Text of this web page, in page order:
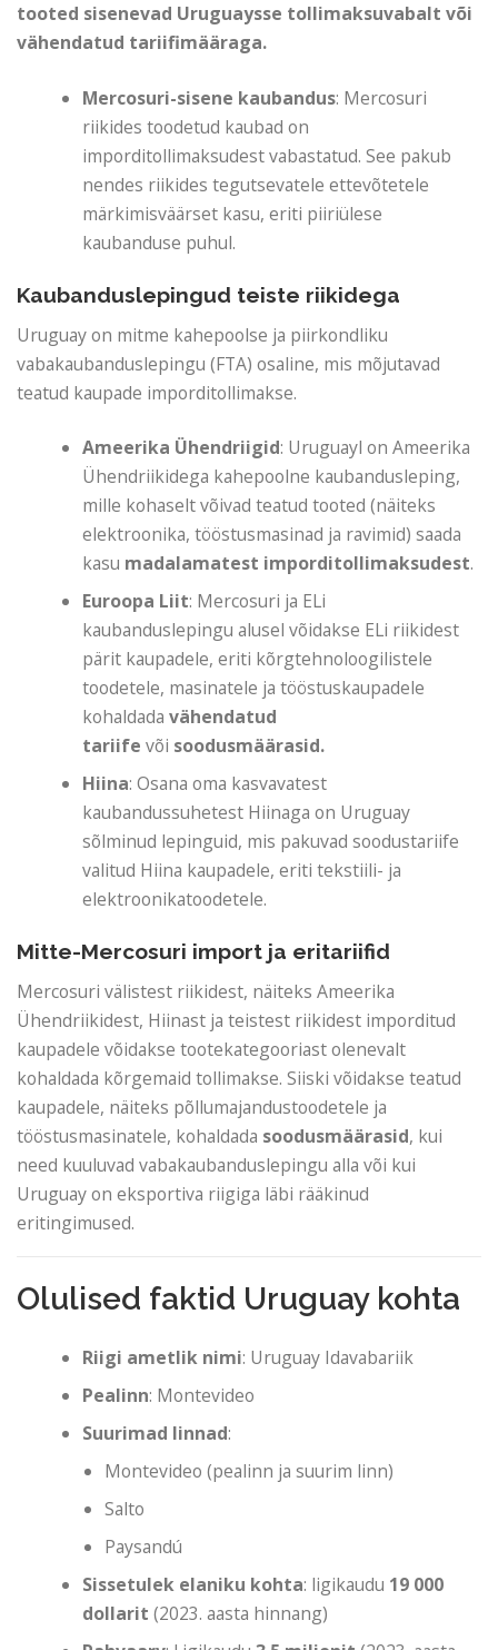
tooted sisenevad Uruguaysse tollimaksuvabalt või
vähendatud tariifimääraga.
Mercosuri-sisene kaubandus: Mercosuri
riikides toodetud kaubad on
imporditollimaksudest vabastatud. See pakub
nendes riikides tegutsevatele ettevõtetele
märkimisväärset kasu, eriti piiriülese
kaubanduse puhul.
Kaubanduslepingud teiste riikidega
Uruguay on mitme kahepoolse ja piirkondliku
vabakaubanduslepingu (FTA) osaline, mis mõjutavad
teatud kaupade imporditollimakse.
Ameerika Ühendriigid: Uruguayl on Ameerika
Ühendriikidega kahepoolne kaubandusleping,
mille kohaselt võivad teatud tooted (näiteks
elektroonika, tööstusmasinad ja ravimid) saada
kasu madalamatest imporditollimaksudest.
Euroopa Liit: Mercosuri ja ELi
kaubanduslepingu alusel võidakse ELi riikidest
pärit kaupadele, eriti kõrgtehnoloogilistele
toodetele, masinatele ja tööstuskaupadele
kohaldadavähendatud
tariife või soodusmäärasid.
Hiina: Osana oma kasvavatest
kaubandussuhetest Hiinaga on Uruguay
sõlminud lepinguid, mis pakuvad soodustariife
valitud Hiina kaupadele, eriti tekstiili- ja
elektroonikatoodetele.
Mitte-Mercosuri import ja eritariifid
Mercosuri välistest riikidest, näiteks Ameerika
Ühendriikidest, Hiinast ja teistest riikidest imporditud
kaupadele võidakse tootekategooriast olenevalt
kohaldada kõrgemaid tollimakse. Siiski võidakse teatud
kaupadele, näiteks põllumajandustoodetele ja
tööstusmasinatele, kohaldada soodusmäärasid, kui
need kuuluvad vabakaubanduslepingu alla või kui
Uruguay on eksportiva riigiga läbi rääkinud
eritingimused.
Olulised faktid Uruguay kohta
Riigi ametlik nimi: Uruguay Idavabariik
Pealinn: Montevideo
Suurimad linnad:
Montevideo (pealinn ja suurim linn)
Salto
Paysandú
Sissetulek elaniku kohta: ligikaudu 19 000
dollarit (2023. aasta hinnang)